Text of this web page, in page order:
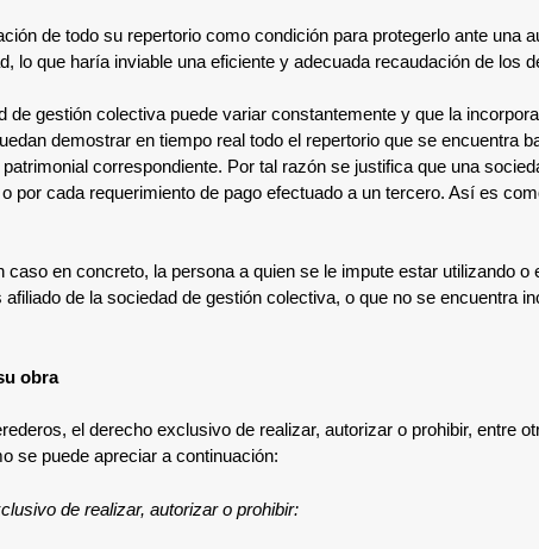
de todo su repertorio como condición para protegerlo ante una
que haría inviable una eficiente y adecuada recaudación de los
gestión colectiva puede variar constantemente y que la
demostrar en tiempo real todo el repertorio que se encuentra
correspondiente. Por tal razón se justifica que una
cada requerimiento de pago efectuado a un tercero. Así es
en concreto, la persona a quien se le impute estar utilizando
de la sociedad de gestión colectiva, o que no se encuentra
obra
el derecho exclusivo de realizar, autorizar o prohibir, entre
se puede apreciar a continuación:
de realizar, autorizar o prohibir: